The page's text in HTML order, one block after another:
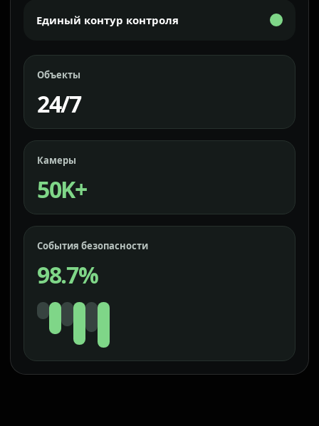
Единый контур контроля
Объекты
24/7
Камеры
50K+
События безопасности
98.7%